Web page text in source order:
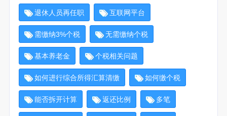
退休人员再任职 互联网平台
需缴纳3%个税 无需缴纳个税
基本养老金 个税相关问题
如何进行综合所得汇算清缴 如何缴个税
能否拆开计算 返还比例 多笔